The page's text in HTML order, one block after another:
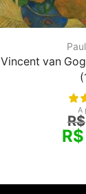
Vincent van
A
R$
R$